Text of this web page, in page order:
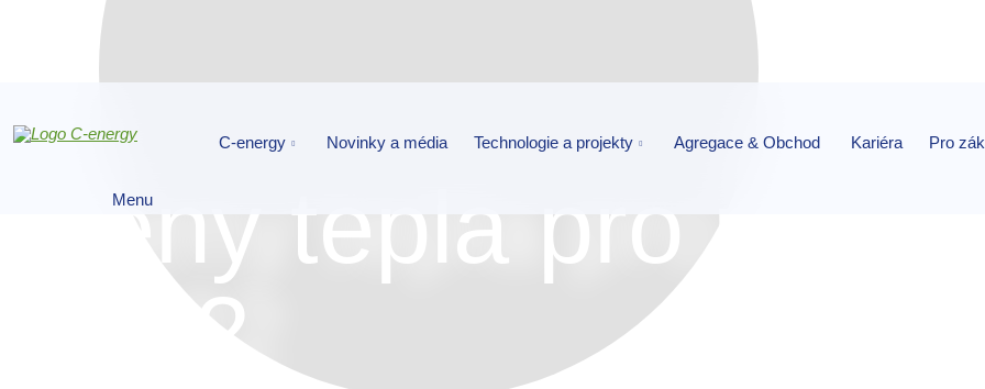
Menu
C-energy Novinky a média Technologie a projekty Agregace & Obchod Kariéra Pro
Ceny tepla pro rok
2022